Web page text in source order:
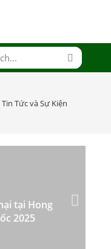
Tin Tức và Sự Kiện
tại Hong
2025